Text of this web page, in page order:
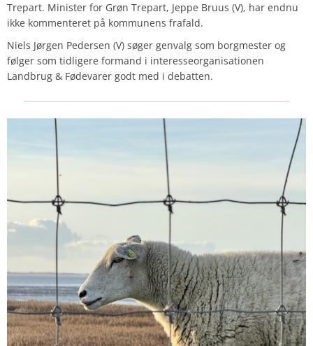
Trepart. Minister for Grøn Trepart, Jeppe Bruus (V), har endnu
ikke kommenteret på kommunens frafald.
Niels Jørgen Pedersen (V) søger genvalg som borgmester og
følger som tidligere formand i interesseorganisationen
Landbrug & Fødevarer godt med i debatten.